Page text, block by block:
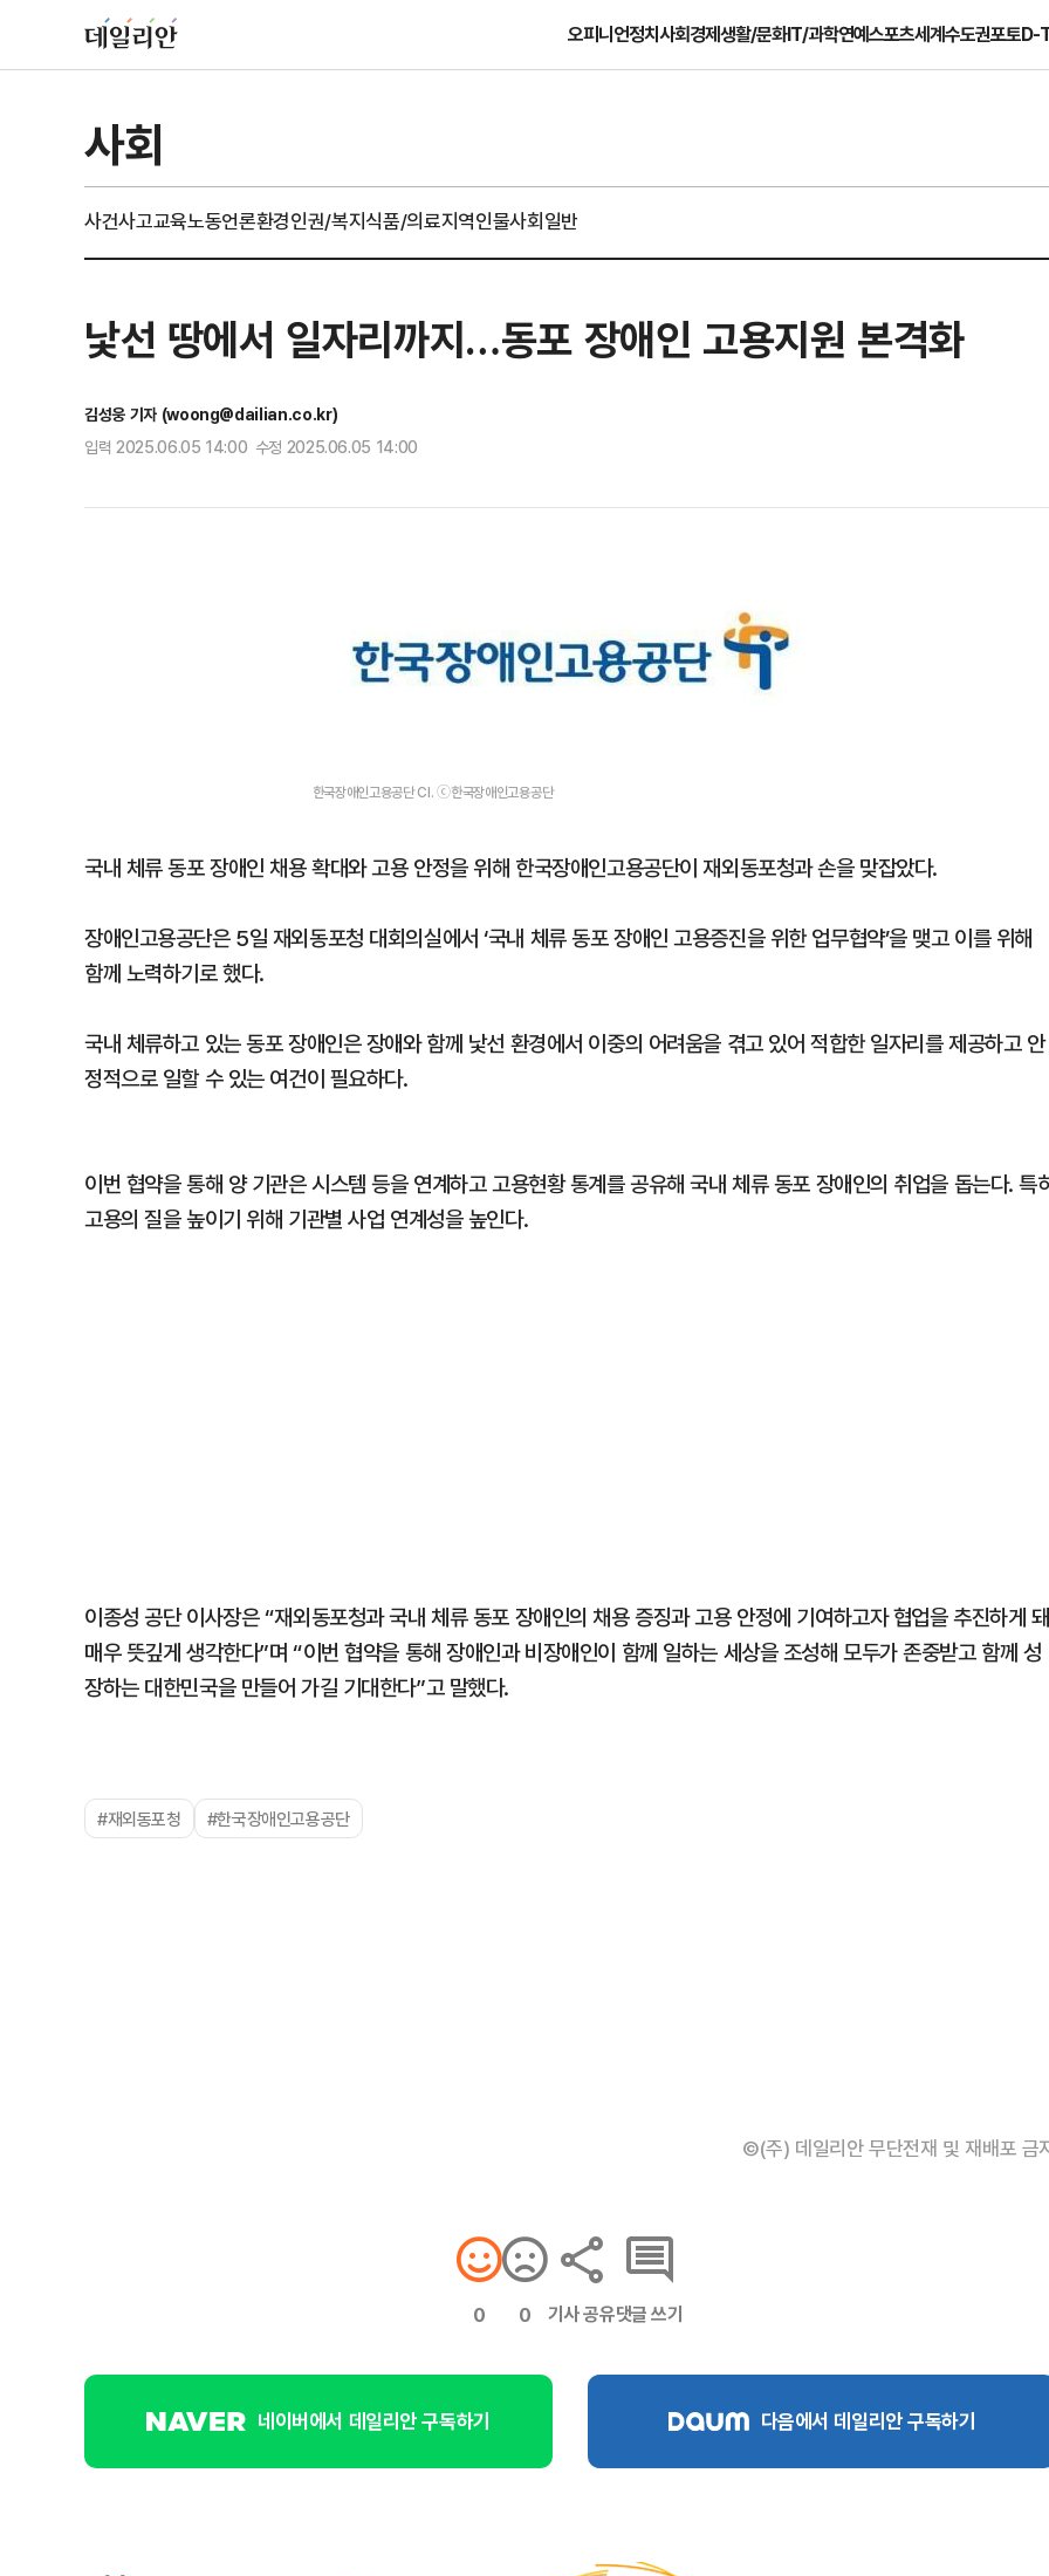
오피니언정치사회경제생활/문화IT/과학연예스포츠세계수도권포토D-
사회
사건사고교육노동언론환경인권/복지식품/의료지역인물사회일반
낯선 땅에서 일자리까지…동포 장애인 고용지원 본격화
김성웅 기자 (woong@dailian.co.kr)
입력 2025.06.05 14:00 수정 2025.06.05 14:00
한국장애인고용공단 CI. ⓒ한국장애인고용공단
국내 체류 동포 장애인 채용 확대와 고용 안정을 위해 한국장애인고용공단이 재외동포청과 손을 맞잡았다.
장애인고용공단은 5일 재외동포청 대회의실에서 ‘국내 체류 동포 장애인 고용증진을 위한 업무협약’을 맺고 이를 위해
함께 노력하기로 했다.
국내 체류하고 있는 동포 장애인은 장애와 함께 낯선 환경에서 이중의 어려움을 겪고 있어 적합한 일자리를 제공하고 안
정적으로 일할 수 있는 여건이 필요하다.
이번 협약을 통해 양 기관은 시스템 등을 연계하고 고용현황 통계를 공유해 국내 체류 동포 장애인의 취업을 돕는다. 특
고용의 질을 높이기 위해 기관별 사업 연계성을 높인다.
이종성 공단 이사장은 “재외동포청과 국내 체류 동포 장애인의 채용 증징과 고용 안정에 기여하고자 협업을 추진하게 돼
매우 뜻깊게 생각한다”며 “이번 협약을 통해 장애인과 비장애인이 함께 일하는 세상을 조성해 모두가 존중받고 함께 성
장하는 대한민국을 만들어 가길 기대한다”고 말했다.
#재외동포청 #한국장애인고용공단
©(주) 데일리안 무단전재 및 재배포 금
0 0 기사 공유댓글 쓰기
네이버에서 데일리안 구독하기 다음에서 데일리안 구독하기